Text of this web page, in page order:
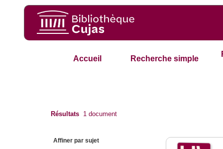
Accueil Recherche simple
Résultats 1 document
Affiner par sujet